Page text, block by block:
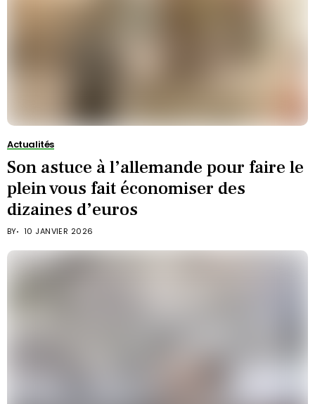
Actualités
Son astuce à l’allemande pour faire le
plein vous fait économiser des
dizaines d’euros
BY 10 JANVIER 2026